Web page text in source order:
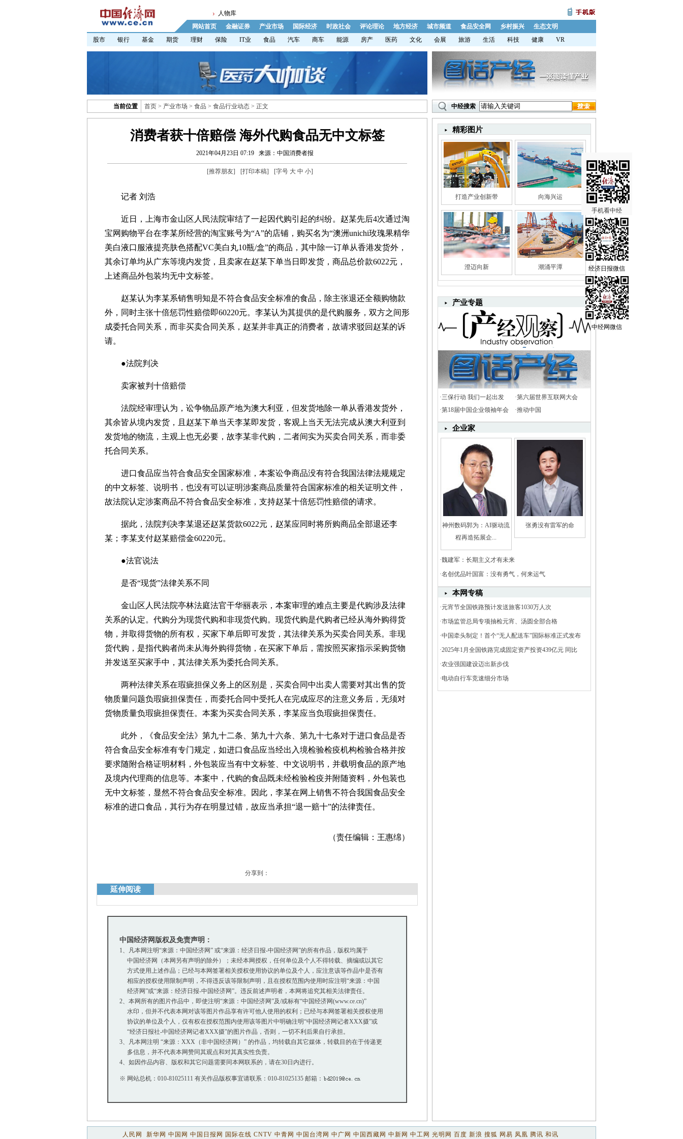
手机看中经
经济日报微信
中经网微信
人物库
网站首页
金融证券 产业市场 国际经济 时政社会 评论理论 地方经济 城市频道 食品安全网 乡村振兴
生态文明
股市
银行 基金 期货 理财 保险 IT业 食品 汽车 商车 能源 房产 医药 文化 会展 旅游 生活 科技 健康 VR
当前位置 首页 > 产业市场 > 食品 > 食品行业动态 > 正文 中经搜索
消费者获十倍赔偿 海外代购食品无中文标签
2021年04月23日 07:19 来源：中国消费者报
[推荐朋友] [打印本稿] [字号 大 中 小]
记者 刘浩
近日，上海市金山区人民法院审结了一起因代购引起的纠纷。赵某先后4次通过淘
宝网购物平台在李某所经营的淘宝账号为“A”的店铺，购买名为“澳洲unichi玫瑰果精华
美白液口服液提亮肤色搭配VC美白丸10瓶/盒”的商品，其中除一订单从香港发货外，
其余订单均从广东等境内发货，且卖家在赵某下单当日即发货，商品总价款6022元，
上述商品外包装均无中文标签。
赵某认为李某系销售明知是不符合食品安全标准的食品，除主张退还全额购物款
外，同时主张十倍惩罚性赔偿即60220元。李某认为其提供的是代购服务，双方之间形
成委托合同关系，而非买卖合同关系，赵某并非真正的消费者，故请求驳回赵某的诉
请。
●法院判决
卖家被判十倍赔偿
法院经审理认为，讼争物品原产地为澳大利亚，但发货地除一单从香港发货外，
其余皆从境内发货，且赵某下单当天李某即发货，客观上当天无法完成从澳大利亚到
发货地的物流，主观上也无必要，故李某非代购，二者间实为买卖合同关系，而非委
托合同关系。
进口食品应当符合食品安全国家标准，本案讼争商品没有符合我国法律法规规定
的中文标签、说明书，也没有可以证明涉案商品质量符合国家标准的相关证明文件，
故法院认定涉案商品不符合食品安全标准，支持赵某十倍惩罚性赔偿的请求。
据此，法院判决李某退还赵某货款6022元，赵某应同时将所购商品全部退还李
某；李某支付赵某赔偿金60220元。
●法官说法
是否“现货”法律关系不同
金山区人民法院亭林法庭法官干华丽表示，本案审理的难点主要是代购涉及法律
关系的认定。代购分为现货代购和非现货代购。现货代购是代购者已经从海外购得货
物，并取得货物的所有权，买家下单后即可发货，其法律关系为买卖合同关系。非现
货代购，是指代购者尚未从海外购得货物，在买家下单后，需按照买家指示采购货物
并发送至买家手中，其法律关系为委托合同关系。
两种法律关系在瑕疵担保义务上的区别是，买卖合同中出卖人需要对其出售的货
物质量问题负瑕疵担保责任，而委托合同中受托人在完成应尽的注意义务后，无须对
货物质量负瑕疵担保责任。本案为买卖合同关系，李某应当负瑕疵担保责任。
此外，《食品安全法》第九十二条、第九十六条、第九十七条对于进口食品是否
符合食品安全标准有专门规定，如进口食品应当经出入境检验检疫机构检验合格并按
要求随附合格证明材料，外包装应当有中文标签、中文说明书，并载明食品的原产地
及境内代理商的信息等。本案中，代购的食品既未经检验检疫并附随资料，外包装也
无中文标签，显然不符合食品安全标准。因此，李某在网上销售不符合我国食品安全
标准的进口食品，其行为存在明显过错，故应当承担“退一赔十”的法律责任。
（责任编辑：王惠绵）
分享到：
延伸阅读
中国经济网版权及免责声明：
1、凡本网注明“来源：中国经济网” 或“来源：经济日报-中国经济网”的所有作品，版权均属于
中国经济网（本网另有声明的除外）；未经本网授权，任何单位及个人不得转载、摘编或以其它
方式使用上述作品；已经与本网签署相关授权使用协议的单位及个人，应注意该等作品中是否有
相应的授权使用限制声明，不得违反该等限制声明，且在授权范围内使用时应注明“来源：中国
经济网”或“来源：经济日报-中国经济网”。违反前述声明者，本网将追究其相关法律责任。
2、本网所有的图片作品中，即使注明“来源：中国经济网”及/或标有“中国经济网(www.ce.cn)”
水印，但并不代表本网对该等图片作品享有许可他人使用的权利；已经与本网签署相关授权使用
协议的单位及个人，仅有权在授权范围内使用该等图片中明确注明“中国经济网记者XXX摄”或
“经济日报社-中国经济网记者XXX摄”的图片作品，否则，一切不利后果自行承担。
3、凡本网注明 “来源：XXX（非中国经济网）” 的作品，均转载自其它媒体，转载目的在于传递更
多信息，并不代表本网赞同其观点和对其真实性负责。
4、如因作品内容、版权和其它问题需要同本网联系的，请在30日内进行。
※ 网站总机：010-81025111 有关作品版权事宜请联系：010-81025135 邮箱：
精彩图片
打造产业创新带 向海兴运
澄迈向新 潮涌平潭
产业专题
·三保行动 我们一起出发 ·第六届世界互联网大会
·第18届中国企业领袖年会 ·推动中国
企业家
神州数码郭为：AI驱动流
程再造拓展企...
张勇没有雷军的命
·魏建军：长期主义才有未来
·名创优品叶国富：没有勇气，何来运气
本网专稿
·元宵节全国铁路预计发送旅客1030万人次
·市场监管总局专项抽检元宵、汤圆全部合格
·中国牵头制定！首个“无人配送车”国际标准正式发布
·2025年1月全国铁路完成固定资产投资439亿元 同比
增长3.7%
·农业强国建设迈出新步伐
·电动自行车竞速细分市场
人民网 新华网 中国网 中国日报网 国际在线 CNTV 中青网 中国台湾网 中广网 中国西藏网 中新网 中工网 光明网 百度 新浪 搜狐 网易 凤凰 腾讯 和讯